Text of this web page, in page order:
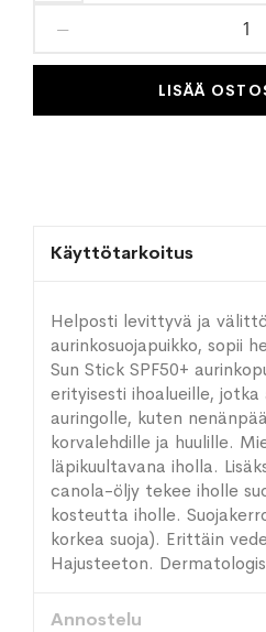
toivelistaan
LISÄÄ
Käyttötarkoitus
Helposti levittyvä ja
aurinkosuojapuikko, sopii
Sun Stick SPF50+
erityisesti ihoalueille,
auringolle, kuten
korvalehdille ja huulille.
läpikuultavana iholla.
canola-öljy tekee iholle
kosteutta iholle.
korkea suoja). Erittäin
Hajusteeton.
Annostelu